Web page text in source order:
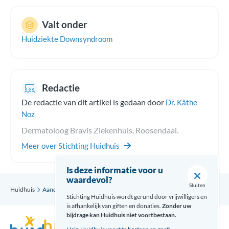
Valt onder
Huidziekte Downsyndroom
Redactie
De redactie van dit artikel is gedaan door Dr. Käthe
Noz
Dermatoloog Bravis Ziekenhuis, Roosendaal.
Meer over Stichting Huidhuis
Huidhuis Aandoening
Is deze informatie voor u
waardevol?
Sluiten
Stichting Huidhuis wordt gerund door vrijwilligers en
is afhankelijk van giften en donaties. Zonder uw
bijdrage kan Huidhuis niet voortbestaan.